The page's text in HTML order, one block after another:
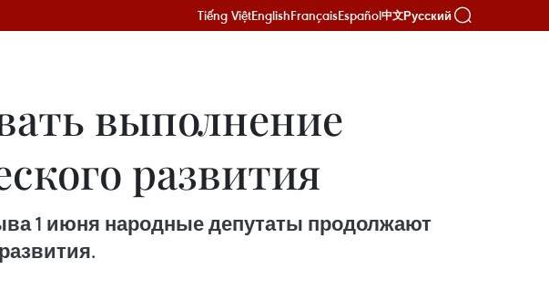
Tiếng ViệtEnglishFrançaisEspañol中文Русский
выполнение
развития
1 июня народные депутаты продолжают